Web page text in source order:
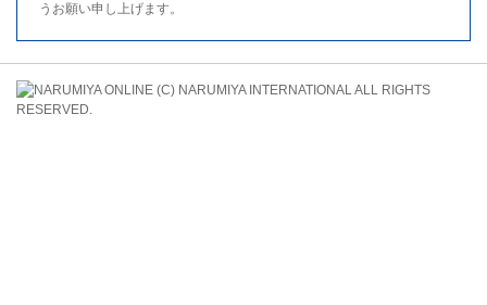
うお願い申し上げます。